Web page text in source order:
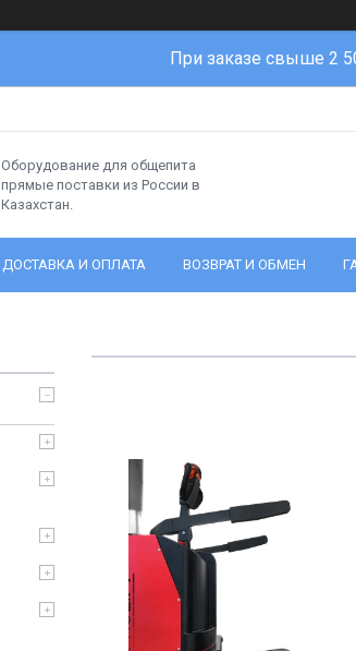
При заказе свыше 2
Оборудование для общепита
прямые поставки из России в
Казахстан.
ДОСТАВКА И ОПЛАТА ВОЗВРАТ И ОБМЕН